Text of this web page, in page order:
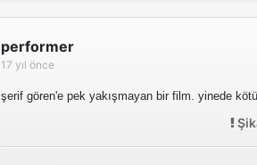
performer
17 yıl önce
şerif gören'e pek yakışmayan bir film. yinede kötü